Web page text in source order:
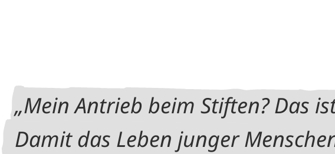
Mein Antrieb beim Stiften? Das
Damit das Leben junger